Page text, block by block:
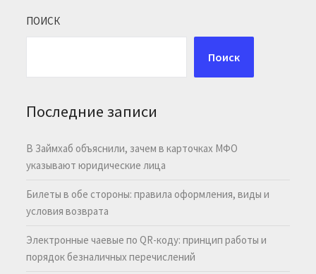
ПОИСК
Поиск
Последние записи
В Займхаб объяснили, зачем в карточках МФО
указывают юридические лица
Билеты в обе стороны: правила оформления, виды и
условия возврата
Электронные чаевые по QR-коду: принцип работы и
порядок безналичных перечислений